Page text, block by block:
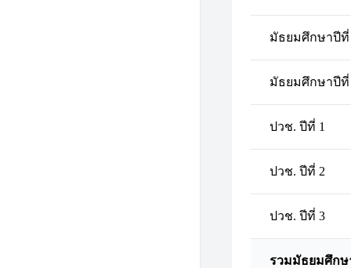
มัธยมศึกษาปีที่
มัธยมศึกษาปีที่
ปวช. ปีที่ 1
ปวช. ปีที่ 2
ปวช. ปีที่ 3
รวมมัธยมศึกษ